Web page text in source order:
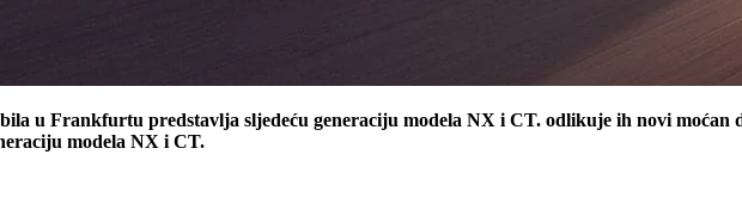
u Frankfurtu predstavlja sljedeću generaciju modela NX i CT. odlikuje ih novi
modela NX i CT.